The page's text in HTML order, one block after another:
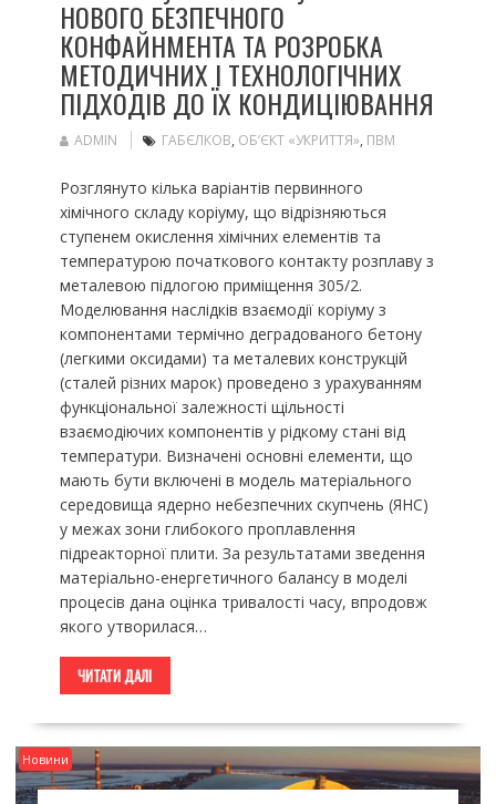
НОВОГО БЕЗПЕЧНОГО
КОНФАЙНМЕНТА ТА РОЗРОБКА
МЕТОДИЧНИХ І ТЕХНОЛОГІЧНИХ
ПІДХОДІВ ДО ЇХ КОНДИЦІЮВАННЯ
ADMIN ГАБЄЛКОВ, ОБ’ЄКТ «УКРИТТЯ», ПВМ
Розглянуто кілька варіантів первинного
хімічного складу коріуму, що відрізняються
ступенем окислення хімічних елементів та
температурою початкового контакту розплаву з
металевою підлогою приміщення 305/2.
Моделювання наслідків взаємодії коріуму з
компонентами термічно деградованого бетону
(легкими оксидами) та металевих конструкцій
(сталей різних марок) проведено з урахуванням
функціональної залежності щільності
взаємодіючих компонентів у рідкому стані від
температури. Визначені основні елементи, що
мають бути включені в модель матеріального
середовища ядерно небезпечних скупчень (ЯНС)
у межах зони глибокого проплавлення
підреакторної плити. За результатами зведення
матеріально-енергетичного балансу в моделі
процесів дана оцінка тривалості часу, впродовж
якого утворилася…
ЧИТАТИ ДАЛІ
Новини